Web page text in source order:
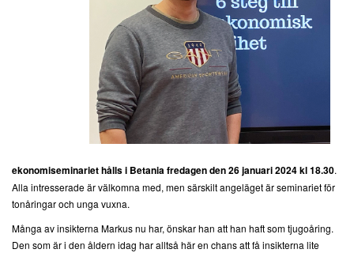
ekonomiseminariet hålls i Betaniafredagen den 26 januari 2024 kl 18.30.
Alla intresserade är välkomna med, men särskilt angeläget är seminariet för
tonåringar och unga vuxna.
Många av insikterna Markus nu har, önskar han att han haft som tjugoåring.
Den som är i den åldern idag har alltså här en chans att få insikterna lite